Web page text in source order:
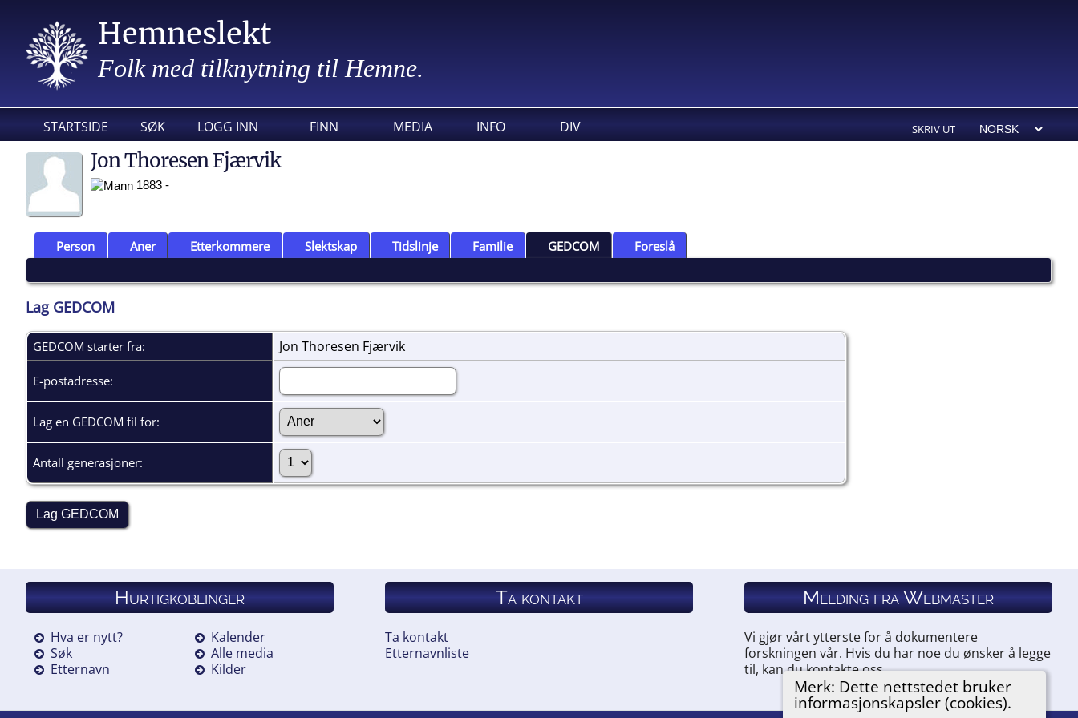
Hemneslekt
Folk med tilknytning til Hemne.
STARTSIDE SØK LOGG INN FINN MEDIA INFO DIV SKRIV UT
Merk: Dette nettstedet bruker
informasjonskapsler (cookies).
Jon Thoresen Fjærvik
1883 -
Person Aner Etterkommere Slektskap Tidslinje Familie GEDCOM Foreslå
Lag GEDCOM
GEDCOM starter fra: Jon Thoresen Fjærvik
E-postadresse:
Lag en GEDCOM fil for:
Antall generasjoner:
Hurtigkoblinger
Hva er nytt?
Søk
Etternavn
Kalender
Alle media
Kilder
Ta kontakt
Ta kontakt
Etternavnliste
Melding fra Webmaster
Vi gjør vårt ytterste for å dokumentere
forskningen vår. Hvis du har noe du ønsker å legge
til, kan du kontakte oss.